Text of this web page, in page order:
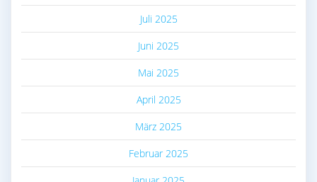
Juli 2025
Juni 2025
Mai 2025
April 2025
März 2025
Februar 2025